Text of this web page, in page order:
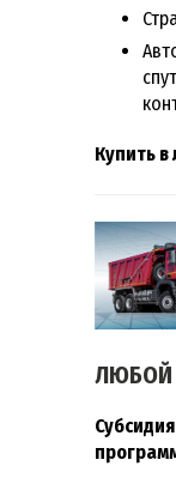
Купить в
ЛЮБОЙ